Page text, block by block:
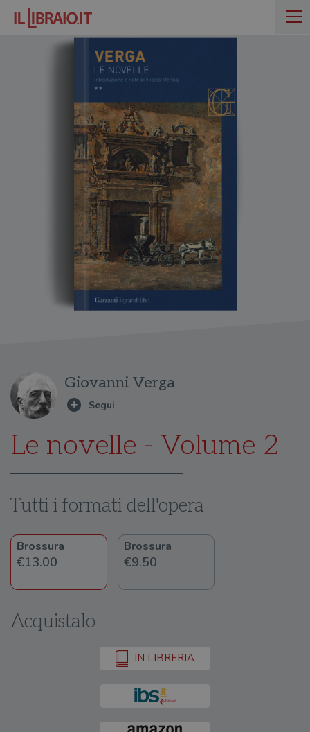
Giovanni Verga
Le novelle - Volume 2
Tutti i formati dell'opera
Brossura
€13.00
Brossura
€9.50
Acquistalo
IN LIBRERIA